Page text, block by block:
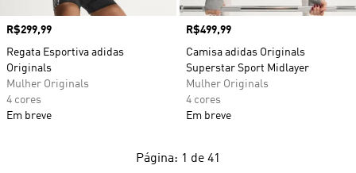
Preço
R$299,99
Regata Esportiva adidas
Originals
Mulher Originals
4 cores
Em breve
Preço
R$499,99
Camisa adidas Originals
Superstar Sport Midlayer
Mulher Originals
4 cores
Em breve
Página: 1 de 41